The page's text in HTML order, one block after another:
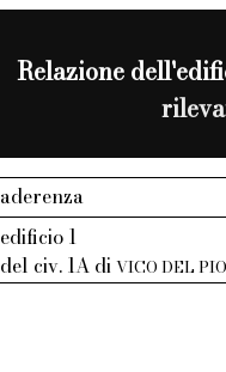
Relazione
aderenza
edificio 1
del civ. 1A diVICO DEL